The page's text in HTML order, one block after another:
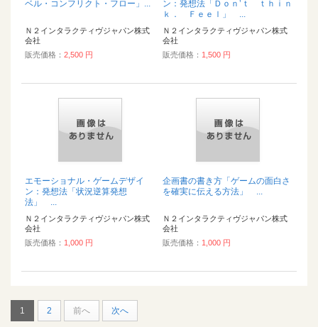
ベル・コンフリクト・フロー」...
Ｎ２インタラクティヴジャパン株式
会社
販売価格： 2,500 円
ン：発想法「Ｄｏｎ’ｔ ｔｈｉｎ
ｋ． Ｆｅｅｌ」 ...
Ｎ２インタラクティヴジャパン株式
会社
販売価格： 1,500 円
エモーショナル・ゲームデザイ
ン：発想法「状況逆算発想
法」 ...
Ｎ２インタラクティヴジャパン株式
会社
販売価格： 1,000 円
企画書の書き方「ゲームの面白さ
を確実に伝える方法」 ...
Ｎ２インタラクティヴジャパン株式
会社
販売価格： 1,000 円
1 2 前へ 次へ